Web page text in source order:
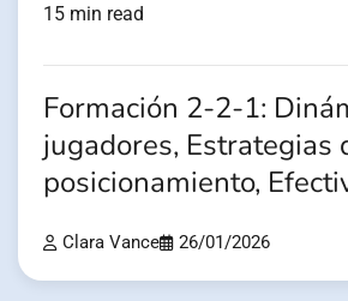
15 min read
Formación 2-2-1:
jugadores, Estrategias
posicionamiento,
Clara Vance 26/01/2026